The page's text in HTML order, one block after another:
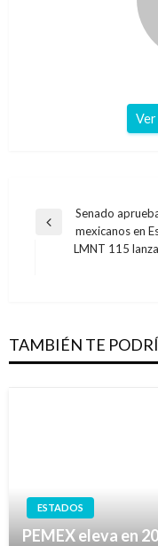
Navegación
Entrada
anterior
Senado
mexicanos en
LMNT 115
TAMBIÉN TE
ESTADOS
PEMEX eleva en